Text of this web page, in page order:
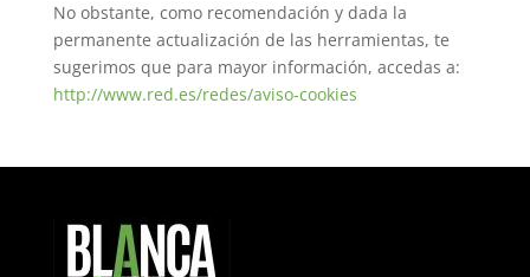
No obstante, como recomendación y dada la
permanente actualización de las herramientas, te
sugerimos que para mayor información, accedas a:
http://www.red.es/redes/aviso-cookies